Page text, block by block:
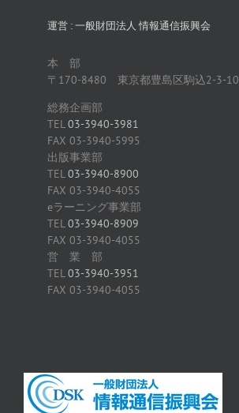
運営 : 一般財団法人 情報通信振興会
本 部
〒170-8480 東京都豊島区駒込2-3-10
総務企画部
TEL03-3940-3981
FAX 03-3940-5995
出版事業部
TEL03-3940-8900
FAX 03-3940-4055
eラーニング事業部
TEL03-3940-8909
FAX 03-3940-4055
営 業 部
TEL03-3940-3951
FAX 03-3940-4055